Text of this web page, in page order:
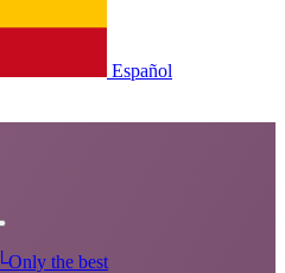
Español
└Only the best